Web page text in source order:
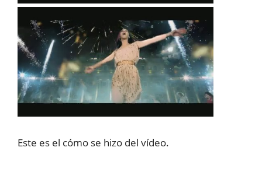
Este es el cómo se hizo del vídeo.